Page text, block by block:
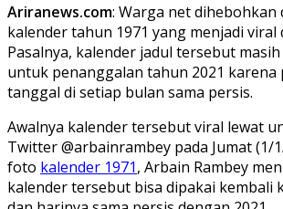
Ariranews.com: Warga net dihebohkan
kalender tahun 1971 yang menjadi viral
Pasalnya, kalender jadul tersebut
untuk penanggalan tahun 2021 karena
tanggal di setiap bulan sama persis.
Awalnya kalender tersebut viral lewat
Twitter @arbainrambey pada Jumat (1/
foto kalender 1971, Arbain Rambey
kalender tersebut bisa dipakai kembali